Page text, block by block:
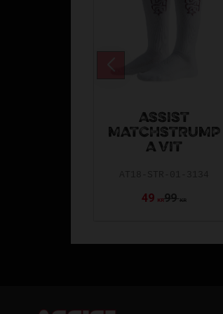
ASSIST
MATCHSTRUMP
A VIT
49 KR99 KR